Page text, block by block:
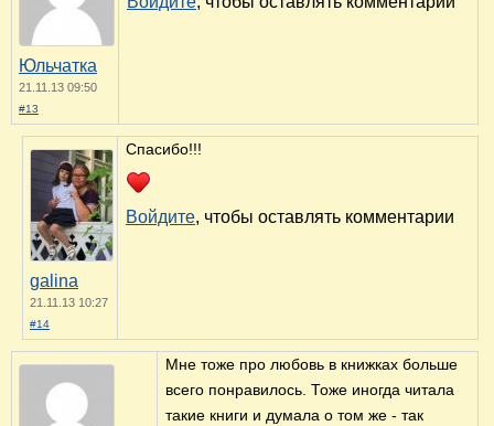
Юльчатка
21.11.13 09:50
#13
galina
21.11.13 10:27
#14
Спасибо!!!
Войдите, чтобы оставлять комментарии
Мне тоже про любовь в книжках больше
всего понравилось. Тоже иногда читала
такие книги и думала о том же - так